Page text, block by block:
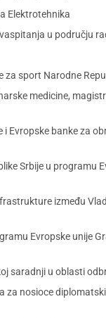
Elektrotehnika
u području
sport Narodne
medicine,
Evropske banke za
Srbije u programu
između
Evropske unije
saradnji u oblasti
za nosioce